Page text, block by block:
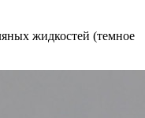
жидкостей (темное